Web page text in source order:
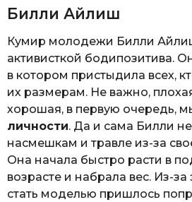
Билли Айлиш
Кумир молодежи Билли
активисткой бодипозитива.
в котором пристыдила всех,
их размерам. Не важно,
хорошая, в первую очередь,
личности. Да и сама Билли
насмешкам и травле из-за
Она начала быстро расти в
возрасте и набрала вес. Из-за
стать моделью пришлось